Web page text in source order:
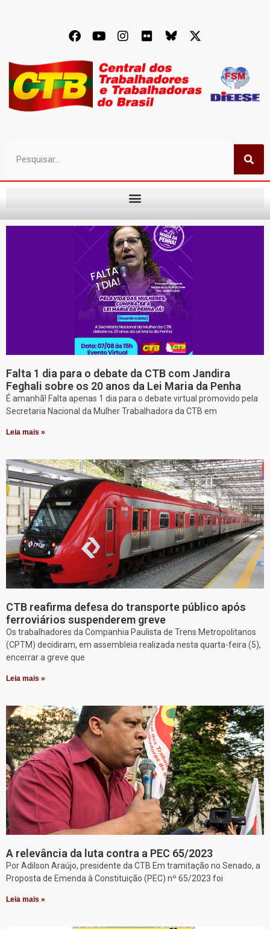
Falta 1 dia para o debate da CTB com Jandira
Feghali sobre os 20 anos da Lei Maria da Penha
É amanhã! Falta apenas 1 dia para o debate virtual promovido pela
Secretaria Nacional da Mulher Trabalhadora da CTB em
Leia mais »
CTB reafirma defesa do transporte público após
ferroviários suspenderem greve
Os trabalhadores da Companhia Paulista de Trens Metropolitanos
(CPTM) decidiram, em assembleia realizada nesta quarta-feira (5),
encerrar a greve que
Leia mais »
A relevância da luta contra a PEC 65/2023
Por Adilson Araújo, presidente da CTB Em tramitação no Senado, a
Proposta de Emenda à Constituição (PEC) nº 65/2023 foi
Leia mais »